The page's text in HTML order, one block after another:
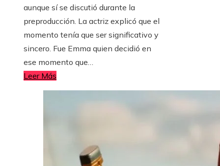
aunque sí se discutió durante la
preproducción. La actriz explicó que el
momento tenía que ser significativo y
sincero. Fue Emma quien decidió en
ese momento que…
Leer Más